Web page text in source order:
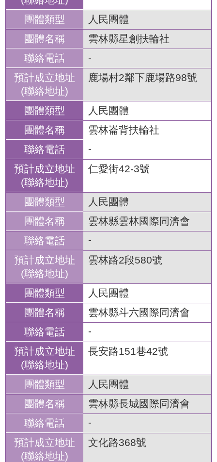
人民團體
雲林縣星創扶輪社
-
鹿場村2鄰下鹿場路98號
人民團體
雲林崙背扶輪社
-
仁愛街42-3號
人民團體
雲林縣雲林國際同濟會
-
雲林路2段580號
人民團體
雲林縣斗六國際同濟會
-
長安路151巷42號
人民團體
雲林縣長城國際同濟會
-
文化路368號